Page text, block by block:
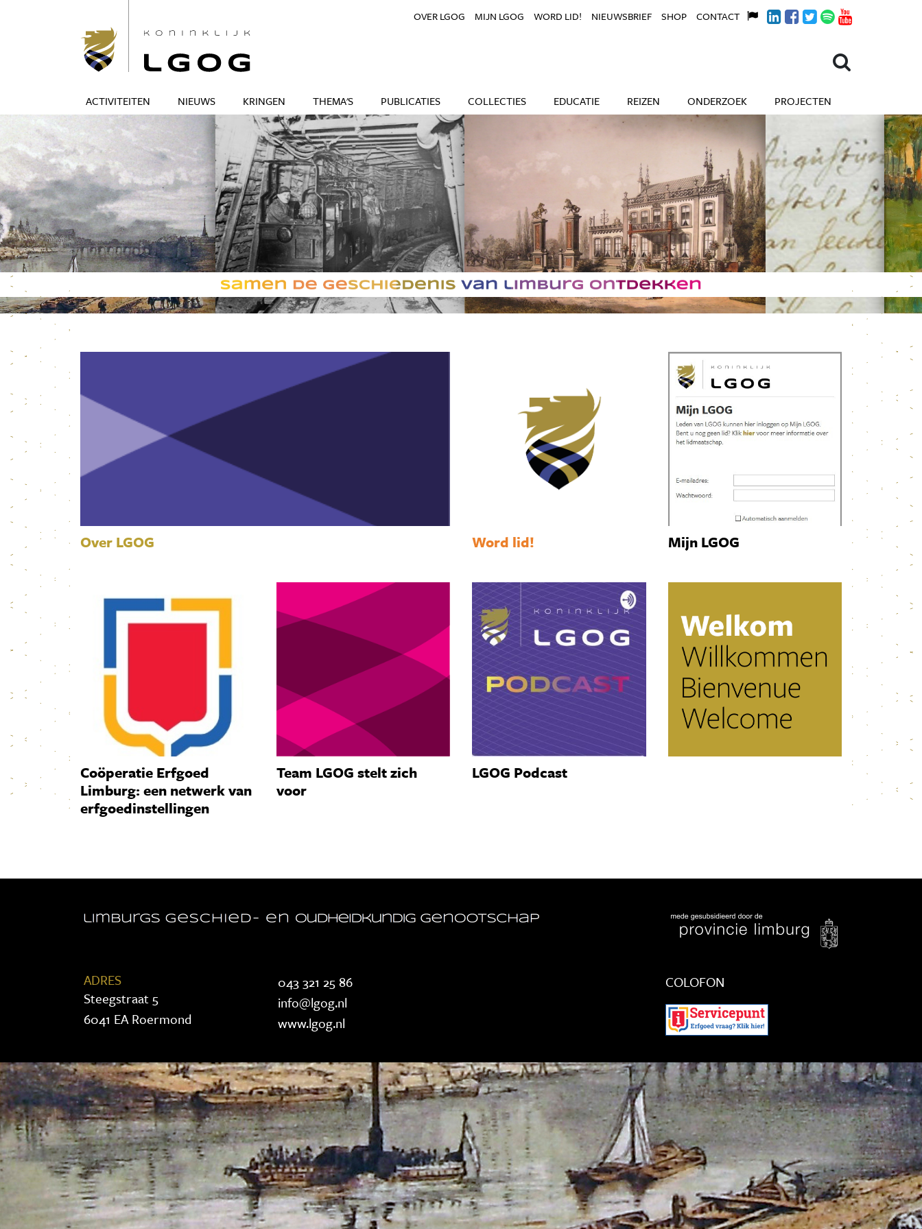
ACTIVITEITEN NIEUWS KRINGEN THEMA'S PUBLICATIES COLLECTIES EDUCATIE REIZEN ONDERZOEK PROJECTEN
OVER LGOG MIJN LGOG WORD LID! NIEUWSBRIEF SHOP CONTACT
Over LGOG Word lid! Mijn LGOG
Coöperatie Erfgoed
Limburg: een netwerk van
erfgoedinstellingen
Team LGOG stelt zich
voor
LGOG Podcast
ADRES
Steegstraat 5
6041 EA Roermond
043 321 25 86
info@lgog.nl
www.lgog.nl
COLOFON